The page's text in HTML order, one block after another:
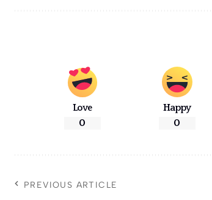
Love
0
Happy
0
PREVIOUS ARTICLE